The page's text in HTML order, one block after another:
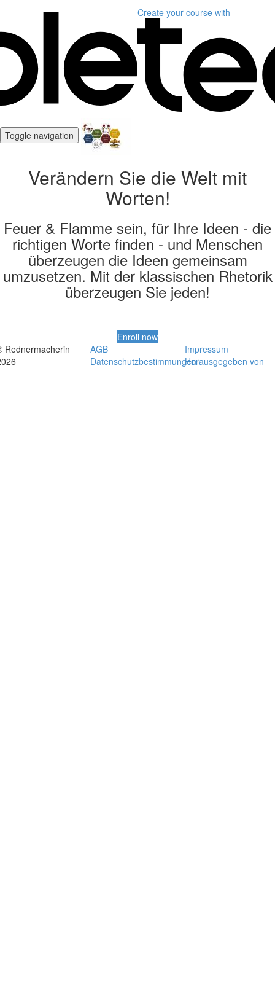
Create your course with
Toggle navigation
Verändern Sie die Welt mit
Worten!
Feuer & Flamme sein, für Ihre Ideen - die
richtigen Worte finden - und Menschen
überzeugen die Ideen gemeinsam
umzusetzen. Mit der klassischen Rhetorik
überzeugen Sie jeden!
Enroll now
Rednermacherin
AGB
Datenschutzbestimmungen
Impressum
Herausgegeben von